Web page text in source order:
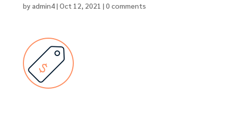
byadmin4| Oct 12, 2021 | 0 comments